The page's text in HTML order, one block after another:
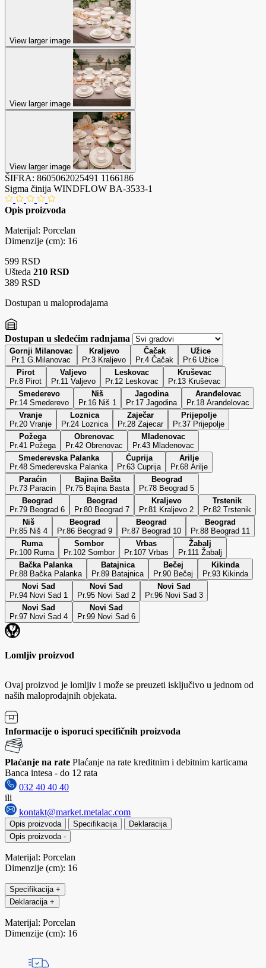
View larger image
View larger image
View larger image
ŠIFRA: 8605062025491 1166186
Sigma činija WINDFLOW BA-3533-1
Opis proizvoda
Materijal: Porcelan
Dimenzije (cm): 16
599 RSD
Ušteda 210 RSD
389 RSD
Dostupan u maloprodajama
Dostupan u sledećim radnjama
Gornji Milanovac
Pr.1 G.Milanovac
Kraljevo
Pr.3 Kraljevo
Čačak
Pr.4 Čačak
Užice
Pr.6 Užice
Pirot
Pr.8 Pirot
Valjevo
Pr.11 Valjevo
Leskovac
Pr.12 Leskovac
Kruševac
Pr.13 Kruševac
Smederevo
Pr.14 Smederevo
Niš
Pr.16 Niš 1
Jagodina
Pr.17 Jagodina
Aranđelovac
Pr.18 Arandelovac
Vranje
Pr.20 Vranje
Loznica
Pr.24 Loznica
Zaječar
Pr.28 Zajecar
Prijepolje
Pr.37 Prijepolje
Požega
Pr.41 Požega
Obrenovac
Pr.42 Obrenovac
Mladenovac
Pr.43 Mladenovac
Smederevska Palanka
Pr.48 Smederevska Palanka
Ćuprija
Pr.63 Cuprija
Arilje
Pr.68 Arilje
Paraćin
Pr.73 Paracin
Bajina Bašta
Pr.75 Bajina Basta
Beograd
Pr.78 Beograd 5
Beograd
Pr.79 Beograd 6
Beograd
Pr.80 Beograd 7
Kraljevo
Pr.81 Kraljevo 2
Trstenik
Pr.82 Trstenik
Niš
Pr.85 Niš 4
Beograd
Pr.86 Beograd 9
Beograd
Pr.87 Beograd 10
Beograd
Pr.88 Beograd 11
Ruma
Pr.100 Ruma
Sombor
Pr.102 Sombor
Vrbas
Pr.107 Vrbas
Žabalj
Pr.111 Žabalj
Bačka Palanka
Pr.88 Bačka Palanka
Batajnica
Pr.89 Batajnica
Bečej
Pr.90 Bečej
Kikinda
Pr.93 Kikinda
Novi Sad
Pr.94 Novi Sad 1
Novi Sad
Pr.95 Novi Sad 2
Novi Sad
Pr.96 Novi Sad 3
Novi Sad
Pr.97 Novi Sad 4
Novi Sad
Pr.99 Novi Sad 6
Lomljiv proizvod
Ovaj proizvod je lomljiv i može se preuzeti isključivo u jednom od
naših maloprodajnih objekata.
Informacije o isporuci specifičnih proizvoda
Plaćanje na rate Plaćanje na rate kreditnim i debitnim karticama
Banca intesa - do 12 rata
032 40 40 40
ili
kontakt@market.metalac.com
Opis proizvoda Specifikacija
Deklaracija
Opis proizvoda -
Materijal: Porcelan
Dimenzije (cm): 16
Specifikacija +
Deklaracija +
Materijal: Porcelan
Dimenzije (cm): 16